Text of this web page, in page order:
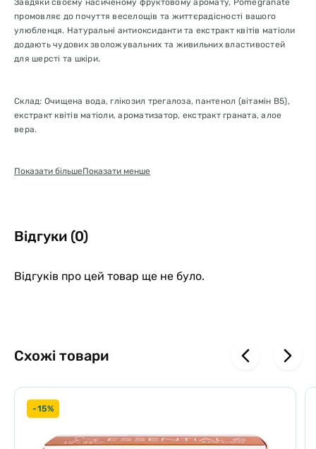
Завдяки своєму насиченому фруктовому аромату, Pomegranate
промовляє до почуття веселощів та життєрадісності вашого
улюбленця. Натуральні антиоксиданти та екстракт квітів матіоли
додають чудових зволожувальних та живильних властивостей
для шерсті та шкіри.
Склад: Очищена вода, глікозил трегалоза, пантенол (вітамін В5),
екстракт квітів матіоли, ароматизатор, екстракт граната, алое
вера.
щоб наповнити вашого улюбленця освіжаючим та поживним
Показати більшеПоказати менше
Відгуки (0)
Відгуків про цей товар ще не було.
Схожі товари
-15%